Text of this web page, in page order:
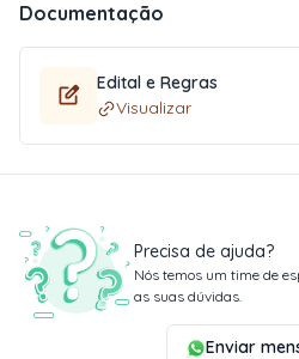
Documentação
Edital e Regras
Visualizar
Precisa de ajuda?
Nós temos um time de
as suas dúvidas.
Enviar